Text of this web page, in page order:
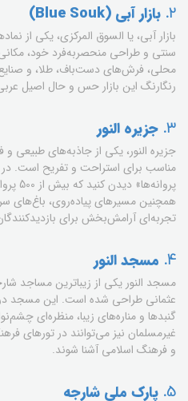
2. بازار آبی (Blue Souk)
بازار آبی، یا السوق المركزي، یکی از
سنتی و طراحی منحصربه‌فرد خود،
محلی، فرش‌های دست‌باف، طلا، و
رنگارنگ این بازار حس و حال اصیل
3. جزیره النور
جزیره النور، یکی از جاذبه‌های طبیعی
مناسب برای استراحت و تفریح است. در
همچنین مسیرهای پیاده‌روی، باغ‌های
تجربه‌ای آرامش‌بخش برای
4. مسجد النور
مسجد النور یکی از زیباترین مساجد
عثمانی طراحی شده است. این مسجد در
گنبدها و مناره‌های زیبا، منظره‌ای
غیرمسلمان نیز می‌توانند در تورهای
و فرهنگ اسلامی آشنا شوند.
5. پارک ملی شارجه